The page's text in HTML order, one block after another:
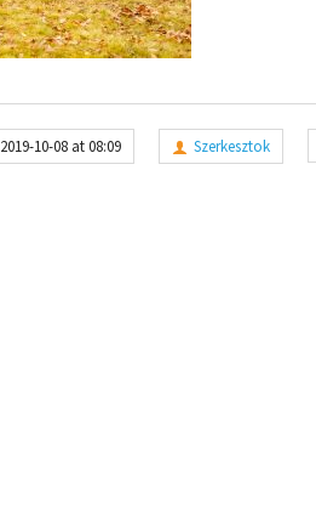
2019-10-08 at 08:09 Szerkesztok